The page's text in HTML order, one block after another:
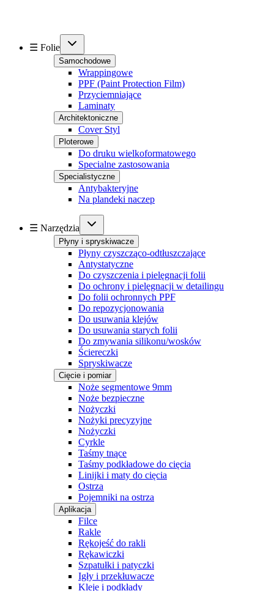
☰ Folie
Samochodowe
Wrappingowe
PPF (Paint Protection Film)
Przyciemniające
Laminaty
Architektoniczne
Cover Styl
Ploterowe
Do druku wielkoformatowego
Specialne zastosowania
Specialistyczne
Antybakteryjne
Na plandeki naczep
☰ Narzędzia
Płyny i spryskiwacze
Płyny czyszcząco-odtłuszczające
Antystatyczne
Do czyszczenia i pielęgnacji folii
Do ochrony i pielęgnacji w detailingu
Do folii ochronnych PPF
Do repozycjonowania
Do usuwania klejów
Do usuwania starych folii
Do zmywania silikonu/wosków
Ściereczki
Spryskiwacze
Cięcie i pomiar
Noże segmentowe 9mm
Noże bezpieczne
Nożyczki
Nożyki precyzyjne
Nożyczki
Cyrkle
Taśmy tnące
Taśmy podkładowe do cięcia
Linijki i maty do cięcia
Ostrza
Pojemniki na ostrza
Aplikacja
Filce
Rakle
Rękojeść do rakli
Rękawiczki
Szpatułki i patyczki
Igły i przekłuwacze
Kleje i podkłady